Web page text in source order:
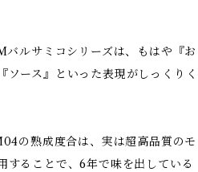
バルサミコシリーズは、もはや『お
ソース』といった表現がしっくりく
の熟成度合は、実は超高品質のモ
することで、6年で味を出している